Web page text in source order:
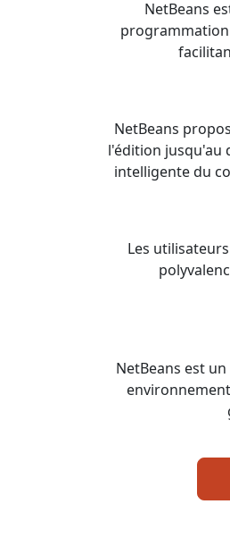
NetBeans
NetBeans
l'édition jusqu'au
intelligente du
Les
NetBeans est